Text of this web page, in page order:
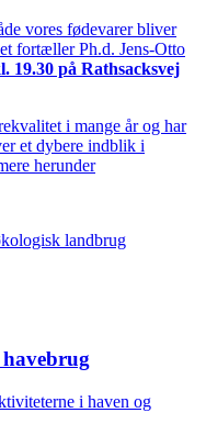
vores fødevarer bliver
fortæller Ph.d. Jens-Otto
19.30 på Rathsacksvej
i mange år og har
et dybere indblik i
herunder
landbrug
i haven og